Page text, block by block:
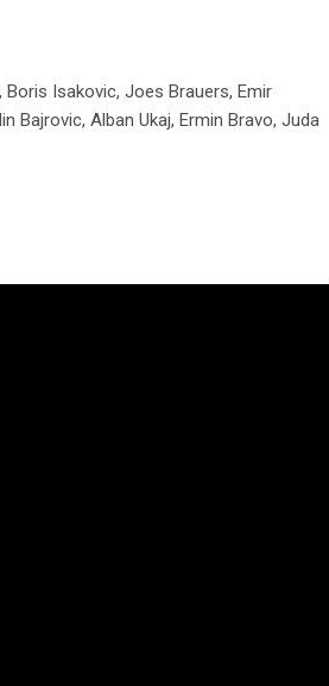
Isakovic, Joes Brauers, Emir
Bajrovic, Alban Ukaj, Ermin Bravo, Juda